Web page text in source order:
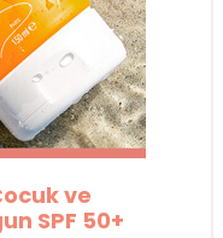
ve
SPF 50+